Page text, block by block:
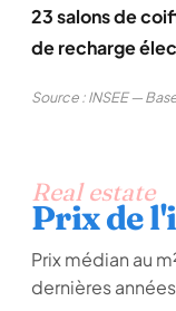
23 salons de
de recharge
Source : INSEE —
Real estate
Prix de
Prix médian au
dernières